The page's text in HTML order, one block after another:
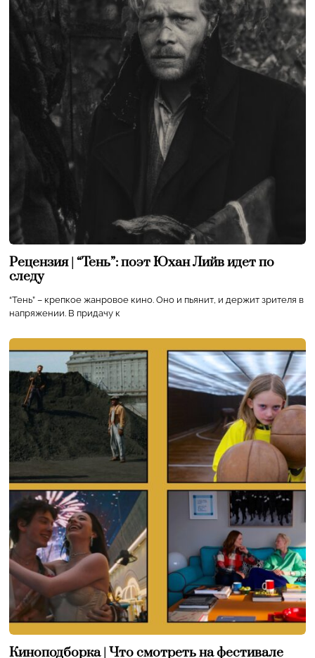
Рецензия | “Тень”: поэт Юхан Лийв идет по
следу
“Тень” – крепкое жанровое кино. Оно и пьянит, и держит зрителя в
напряжении. В придачу к
Киноподборка | Что смотреть на фестивале